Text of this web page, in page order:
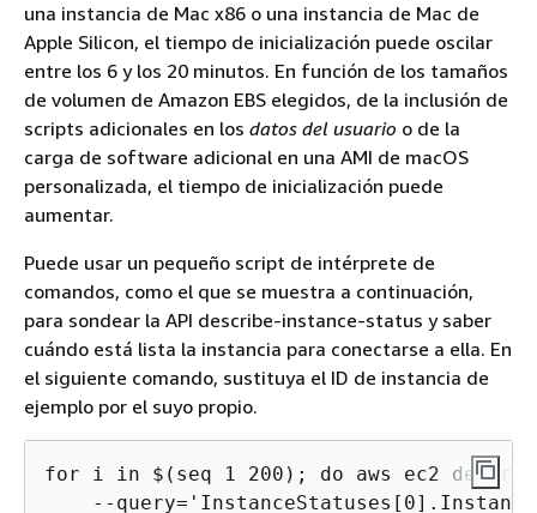
una instancia de Mac x86 o una instancia de Mac de
Apple Silicon, el tiempo de inicialización puede oscilar
entre los 6 y los 20 minutos. En función de los tamaños
de volumen de Amazon EBS elegidos, de la inclusión de
scripts adicionales en los datos del usuario o de la
carga de software adicional en una AMI de macOS
personalizada, el tiempo de inicialización puede
aumentar.
Puede usar un pequeño script de intérprete de
comandos, como el que se muestra a continuación,
para sondear la API describe-instance-status y saber
cuándo está lista la instancia para conectarse a ella. En
el siguiente comando, sustituya el ID de instancia de
ejemplo por el suyo propio.
for i in $(seq 1 200); do aws ec2
--